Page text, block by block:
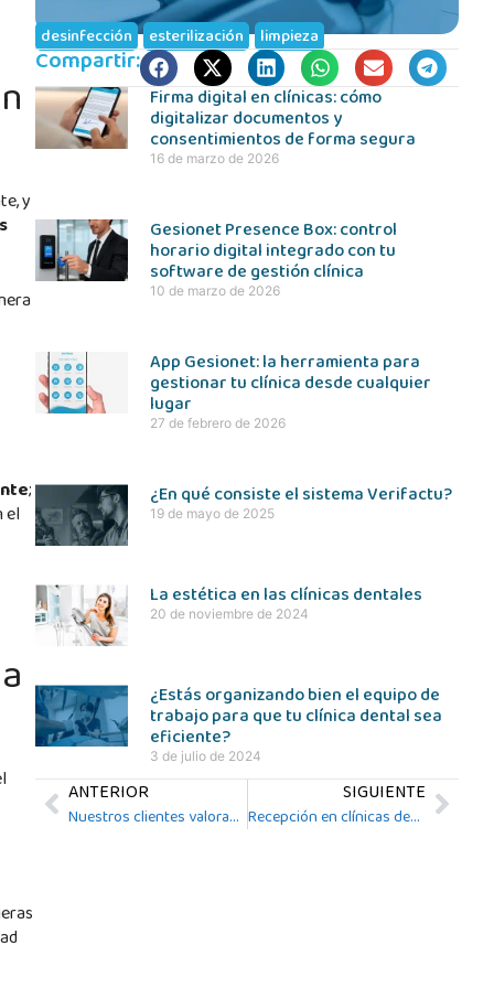
y
;
el
desinfección , esterilización , limpieza
Compartir:
Firma digital en clínicas: cómo
digitalizar documentos y
consentimientos de forma segura
16 de marzo de 2026
Gesionet Presence Box: control
horario digital integrado con tu
software de gestión clínica
10 de marzo de 2026
App Gesionet: la herramienta para
gestionar tu clínica desde cualquier
lugar
27 de febrero de 2026
¿En qué consiste el sistema Verifactu?
19 de mayo de 2025
La estética en las clínicas dentales
20 de noviembre de 2024
¿Estás organizando bien el equipo de
trabajo para que tu clínica dental sea
eficiente?
3 de julio de 2024
ANTERIOR
Nuestros clientes valoran nuestro programa de gestión
SIGUIENTE
Recepción en clínicas dentales: protocolo y diseño